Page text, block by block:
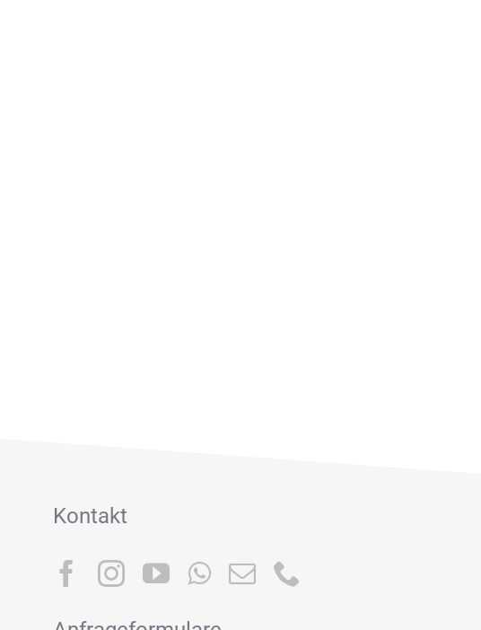
Kontakt